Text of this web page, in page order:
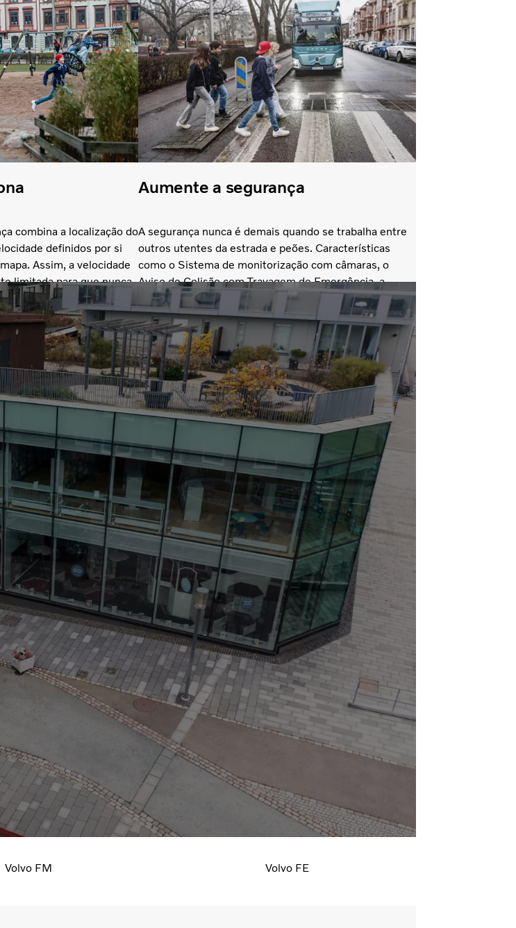
combina a localização do
definidos por si
Assim, a velocidade
limitada para que nunca
Aumente a segurança
A segurança nunca é demais quando se trabalha entre
outros utentes da estrada e peões. Características
como o Sistema de monitorização com câmaras, o
Aviso de Colisão com Travagem de Emergência, a
Prevenção contra Colisões Laterais e a Assistência
Frontal de Curto Alcance ajudam os condutores a evitar
acidentes e a ter mais confiança ao volante.
O seu camião, as suas necessidades. Escolha a linha motriz e personalize o camião,
desde a configuração do eixo até à cor da cabina.
Volvo FM Volvo FE